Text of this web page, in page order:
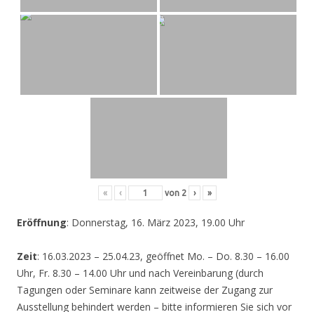
« ‹ von 2 › »
Eröffnung: Donnerstag, 16. März 2023, 19.00 Uhr
Zeit: 16.03.2023 – 25.04.23, geöffnet Mo. – Do. 8.30 – 16.00
Uhr, Fr. 8.30 – 14.00 Uhr und nach Vereinbarung (durch
Tagungen oder Seminare kann zeitweise der Zugang zur
Ausstellung behindert werden – bitte informieren Sie sich vor